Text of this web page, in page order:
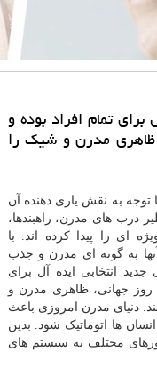
تمام افراد بوده و
ظاهری مدرن و شیك را
توجه به نقش یاری دهنده آن
درب های مدرن، راهبندها،
ای را پیدا کرده اند. با
به گونه ای مدرن و جذب
انتخابی ایده آل برای
روز جهانی، ظاهری مدرن و
دنیای مدرن امروزی باعث
ها اتوماتیک شود. بدین
مختلف به سیستم های